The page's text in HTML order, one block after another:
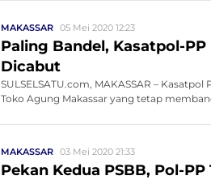
MAKASSAR 05 Mei 2020 12:23
Paling Bandel, Kasatpol-
Dicabut
SULSELSATU.com, MAKASSAR –
Toko Agung Makassar yang tetap
MAKASSAR 03 Mei 2020 21:33
Pekan Kedua PSBB, Pol-